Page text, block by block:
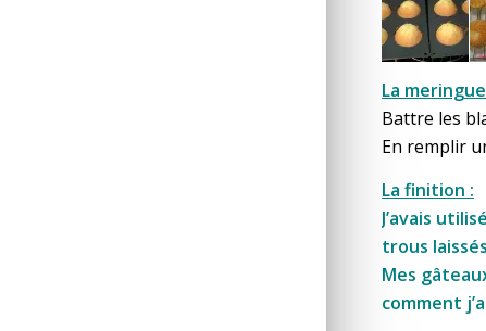
La
Battre les
En remplir
La finition :
J’avais
trous
Mes
comment